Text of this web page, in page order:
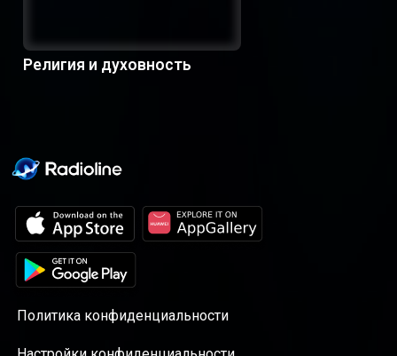
Религия и духовность
Политика конфиденциальности